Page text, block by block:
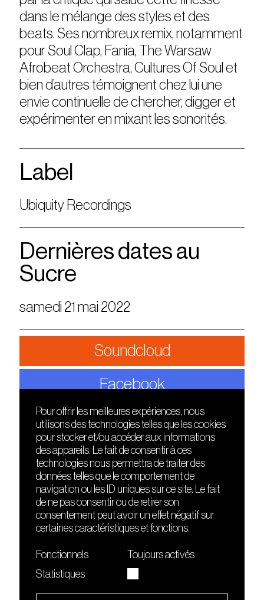
dans le mélange des styles et des
beats. Ses nombreux remix, notamment
pour Soul Clap, Fania, The Warsaw
Afrobeat Orchestra, Cultures Of Soul et
bien d’autres témoignent chez lui une
envie continuelle de chercher, digger et
expérimenter en mixant les sonorités.
Label
Ubiquity Recordings
Dernières dates au
Sucre
samedi 21 mai 2022
Soundcloud
Facebook
DÉCOUVRIR
Le lieu
Contact
Presse
Cours de DJing
TMLAB
FRIENDS
Nuits sonores
HEAT
Hôtel71
La Gaîté Lyrique
Le Sucre fait partie de
Pour offrir les meilleures expériences, nous
utilisons des technologies telles que les cookies
pour stocker et/ou accéder aux informations
des appareils. Le fait de consentir à ces
technologies nous permettra de traiter des
données telles que le comportement de
navigation ou les ID uniques sur ce site. Le fait
de ne pas consentir ou de retirer son
consentement peut avoir un effet négatif sur
certaines caractéristiques et fonctions.
Fonctionnels
Toujours activés
Statistiques